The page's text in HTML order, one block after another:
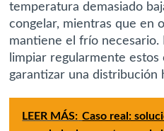
temperatura demasiado
congelar, mientras que en
mantiene el frío necesario.
limpiar regularmente estos
garantizar una distribución
LEER MÁS: Caso real: